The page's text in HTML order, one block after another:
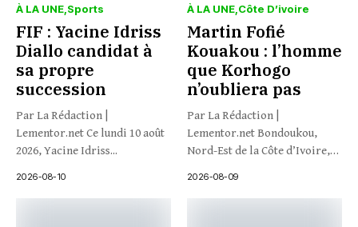
À LA UNE Sports
FIF : Yacine Idriss
Diallo candidat à
sa propre
succession
Par La Rédaction |
Lementor.net Ce lundi 10 août
2026, Yacine Idriss...
2026-08-10
À LA UNE Côte D’ivoire
Martin Fofié
Kouakou : l’homme
que Korhogo
n’oubliera pas
Par La Rédaction |
Lementor.net Bondoukou,
Nord-Est de la Côte d’Ivoire,
2026-08-09